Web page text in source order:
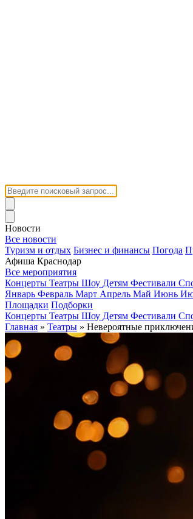
Новости
Все новости
Туризм и отдых Бизнес и финансы Погода
Афиша Краснодар
Все мероприятия
Концерты Театры Шоу Детям Фестивали
Январь Февраль Март Апрель Май Июнь
Площадки Подборки
Концерты Театры Шоу Детям Фестивали
Главная » Театры » Невероятные